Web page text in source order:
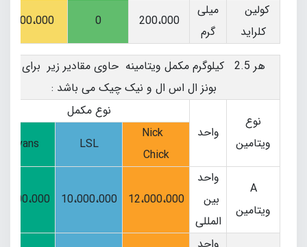
کولین
کلراید
میلی
گرم
200،000 0 200،000
هر 2.5 کیلوگرم مکمل ویتامینه حاوی مقادیر زیر برای نژاد
بونز ال اس ال و نیک چیک می باشد :
نوع
ویتامین
واحد
نوع مکمل
Nick
Chick
LSL
Bovans
A
ویتامین
واحد
بین
المللی
12،000،000 10،000،000
واحد